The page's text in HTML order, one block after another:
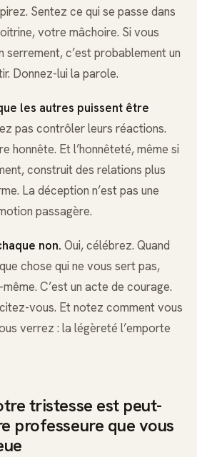
Sentez ce qui se passe dans
votre mâchoire. Si vous
serrement, c’est probablement un
Donnez-lui la parole.
les autres puissent être
pas contrôler leurs réactions.
honnête. Et l’honnêteté, même si
construit des relations plus
La déception n’est pas une
passagère.
non. Oui, célébrez. Quand
chose qui ne vous sert pas,
C’est un acte de courage.
vous. Et notez comment vous
verrez : la légèreté l’emporte
tristesse est peut-
professeure que vous